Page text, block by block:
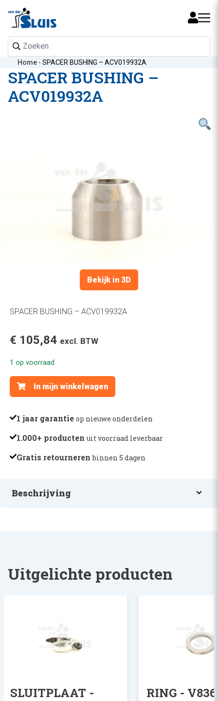
Mijn
Home - SPACER BUSHING – ACV019932A
SPACER BUSHING –
ACV019932A
Bekijk in 3D
SPACER BUSHING – ACV019932A
€ 105,84 excl. BTW
1 op voorraad
SPACER
BUSHING
ACV019932A
In mijn winkelwagen
1 jaar garantie op nieuwe onderdelen
1.000+ producten uit voorraad leverbaar
Gratis retournerenbinnen 5 dagen
Beschrijving
Uitgelichte producten
SLUITPLAAT -
RING -